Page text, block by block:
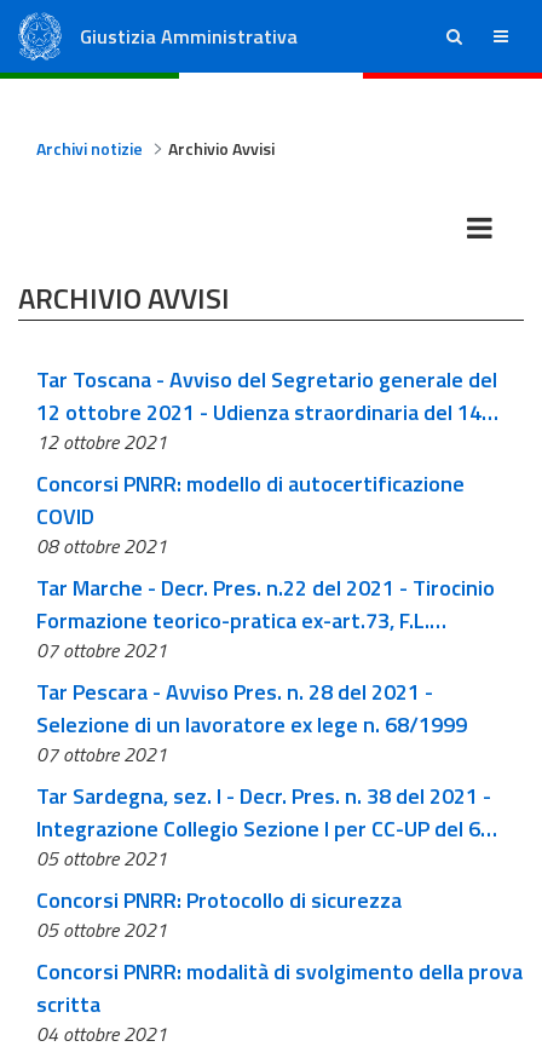
Giustizia Amministrativa ricerca menu
Archivi notizie Archivio Avvisi
ARCHIVIO AVVISI
Tar Toscana - Avviso del Segretario generale del
12 ottobre 2021 - Udienza straordinaria del 14
ottobre 2021
12 ottobre 2021
Concorsi PNRR: modello di autocertificazione
COVID
08 ottobre 2021
Tar Marche - Decr. Pres. n.22 del 2021 - Tirocinio
Formazione teorico-pratica ex-art.73, F.L.
N.69_2021. Approvazione Graduatoria
07 ottobre 2021
Tar Pescara - Avviso Pres. n. 28 del 2021 -
Selezione di un lavoratore ex lege n. 68/1999
07 ottobre 2021
Tar Sardegna, sez. I - Decr. Pres. n. 38 del 2021 -
Integrazione Collegio Sezione I per CC-UP del 6
ottobre 2021
05 ottobre 2021
Concorsi PNRR: Protocollo di sicurezza
05 ottobre 2021
Concorsi PNRR: modalità di svolgimento della prova
scritta
04 ottobre 2021